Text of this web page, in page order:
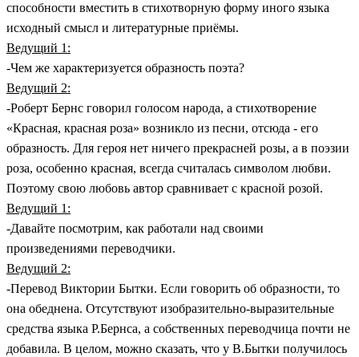
способности вместить в стихотворную форму иного языка
исходный смысл и литературные приёмы.
Ведущий 1:
-Чем же характеризуется образность поэта?
Ведущий 2:
-Роберт Бернс говорил голосом народа, а стихотворение
«Красная, красная роза» возникло из песни, отсюда - его
образность. Для героя нет ничего прекрасней розы, а в поэзии
роза, особенно красная, всегда считалась символом любви.
Поэтому свою любовь автор сравнивает с красной розой.
Ведущий 1:
-Давайте посмотрим, как работали над своими
произведениями переводчики.
Ведущий 2:
-Перевод Виктории Бытки. Если говорить об образности, то
она обеднена. Отсутствуют изобразительно-выразительные
средства языка Р.Бернса, а собственных переводчица почти не
добавила. В целом, можно сказать, что у В.Бытки получилось